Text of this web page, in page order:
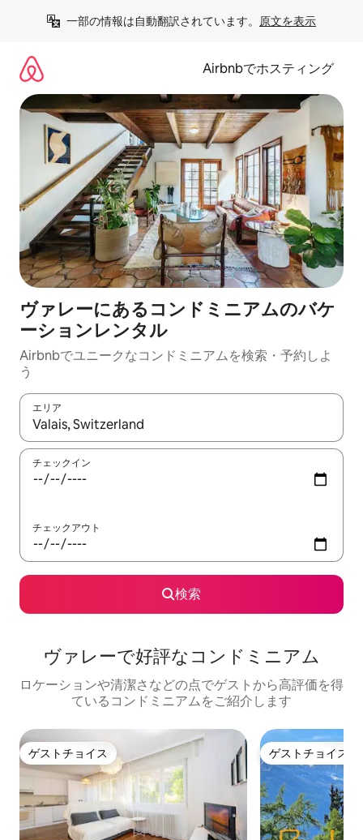
一部の情報は自動翻訳されています。 原文を表示
Airbnbでホスティング
ヴァレーにあるコンドミニアムのバケ
ーションレンタル
Airbnbでユニークなコンドミニアムを検索・予約しよ
う
エリア
検索結果が表示されたら、上下の矢印キーを使って移動するか
チェックイン
チェックアウト
検索
ヴァレーで好評なコンドミニアム
ロケーションや清潔さなどの点でゲストから高評価を得
ているコンドミニアムをご紹介します
ゲストチョイス
ゲストチョイス ゲストチョイス
ゲストチョイス